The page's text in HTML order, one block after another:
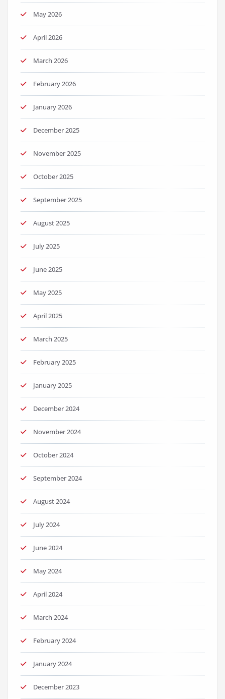
May 2026
April 2026
March 2026
February 2026
January 2026
December 2025
November 2025
October 2025
September 2025
August 2025
July 2025
June 2025
May 2025
April 2025
March 2025
February 2025
January 2025
December 2024
November 2024
October 2024
September 2024
August 2024
July 2024
June 2024
May 2024
April 2024
March 2024
February 2024
January 2024
December 2023